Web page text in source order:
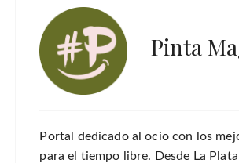
Pinta
Portal dedicado al ocio con los
para el tiempo libre. Desde La